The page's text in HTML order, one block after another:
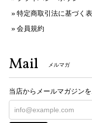
特定商取引法に基づく
会員規約
Mail メルマガ
当店からメールマガジン